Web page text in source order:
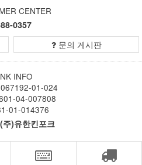
CENTER
0357
문의 게시판
INFO
01-024
04-007808
01-014376
)유한킨포크